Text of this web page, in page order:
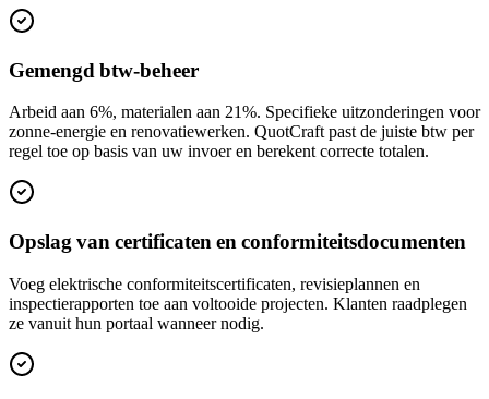
Gemengd btw-beheer
Arbeid aan 6%, materialen aan 21%. Specifieke uitzonderingen voor
zonne-energie en renovatiewerken. QuotCraft past de juiste btw per
regel toe op basis van uw invoer en berekent correcte totalen.
Opslag van certificaten en conformiteitsdocumenten
Voeg elektrische conformiteitscertificaten, revisieplannen en
inspectierapporten toe aan voltooide projecten. Klanten raadplegen
ze vanuit hun portaal wanneer nodig.